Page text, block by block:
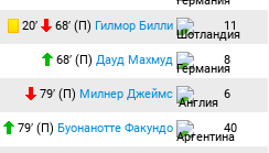
20′ 68′ (П) Гилмор Билли 11
68′ (П) Дауд Махмуд 8
79′ (П) Милнер Джеймс 6
79′ (П) Буонанотте Факундо 40